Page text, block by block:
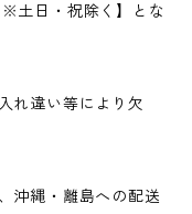
土日・祝除く】とな
れ違い等により欠
沖縄・離島への配送